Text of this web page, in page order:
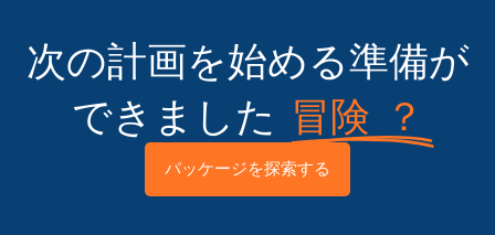
次の計画を始める準備が
できました 冒険 ？
パッケージを探索する